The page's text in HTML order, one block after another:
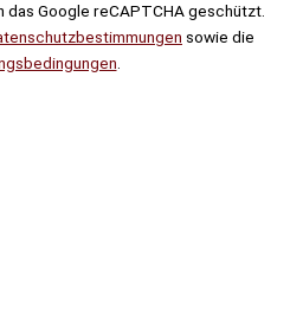
Google reCAPTCHA geschützt.
sowie die